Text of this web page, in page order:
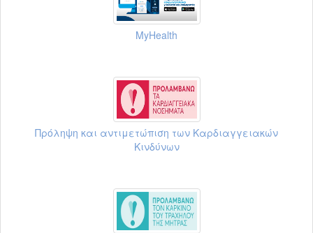
MyHealth
Πρόληψη και αντιμετώπιση των Καρδιαγγειακών
Κινδύνων